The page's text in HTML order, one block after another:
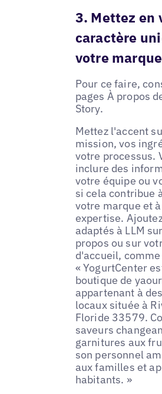
3. Mettez en
caractère
votre marque
Pour ce faire,
pages À propos
Story.
Mettez l'accent
mission, vos
votre processus.
inclure des
votre équipe ou
si cela contribue
votre marque et
expertise.
adaptés à LLM
propos ou sur
d'accueil, comme
« YogurtCenter
boutique de
appartenant à
locaux située à
Floride 33579.
saveurs
garnitures aux
son personnel
aux familles et
habitants. »